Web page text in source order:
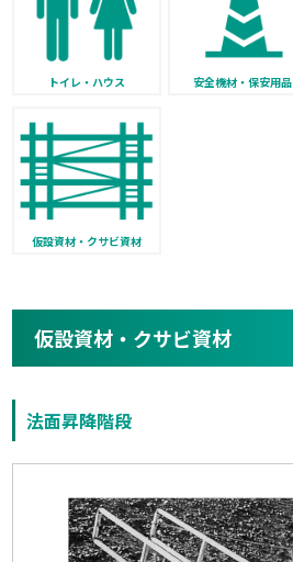
トイレ・ハウス 安全機材・保安用品
仮設資材・クサビ資材
仮設資材・クサビ資材
法面昇降階段